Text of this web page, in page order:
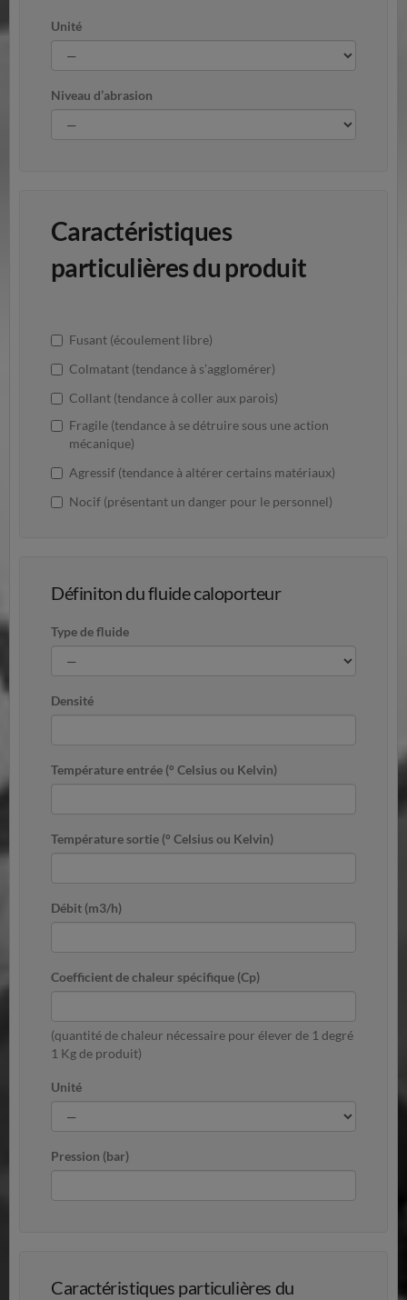
Unité
Niveau d’abrasion
Caractéristiques
particulières du produit
Fusant (écoulement libre)
Colmatant (tendance à s’agglomérer)
Collant (tendance à coller aux parois)
Fragile (tendance à se détruire sous une action
mécanique)
Agressif (tendance à altérer certains matériaux)
Nocif (présentant un danger pour le personnel)
Définiton du fluide caloporteur
Type de fluide
Densité
Température entrée (° Celsius ou Kelvin)
Température sortie (° Celsius ou Kelvin)
Débit (m3/h)
Coefficient de chaleur spécifique (Cp)
(quantité de chaleur nécessaire pour élever de 1 degré
1 Kg de produit)
Unité
Pression (bar)
Caractéristiques particulières du